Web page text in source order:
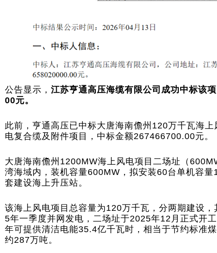
公告显示， 江苏亨通高压海缆有限公司成功中标该
00元。
此前，亨通高压已中标大唐海南儋州120万千瓦海
电复合缆及附件项目，中标金额267466700.00元。
大唐海南儋州1200MW海上风电项目二场址（
湾海域内，装机容量600MW，拟安装60台单机容
套建设海上升压站。
该海上风电项目总容量为120万千瓦，分两期建设
5年一季度并网发电，二场址于2025年12月正式开
年可提供清洁电能35.4亿千瓦时，相当于节约标准
约287万吨。